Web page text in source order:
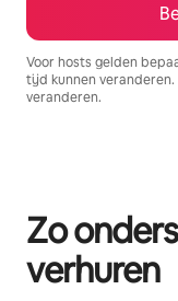
Voor hosts gelden
tijd kunnen
veranderen.
Zo
verhuren